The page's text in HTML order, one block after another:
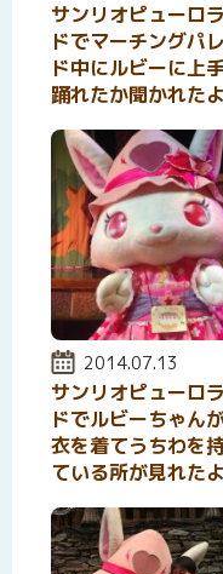
サンリオピューロ
ドでマーチングパ
ド中にルビーに上
踊れたか聞かれたよ
投稿日:
2014.07.13
サンリオピューロ
ドでルビーちゃん
衣を着てうちわを
ている所が見れたよ